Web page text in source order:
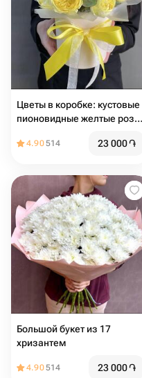
Цветы в коробке: кустовые
пионовидные желтые розы
4.90514 23 000֏
Большой букет из 17
хризантем
4.90514 23 000֏